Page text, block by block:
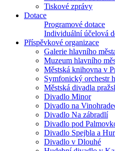
Tiskové zprávy
Dotace
Programové dotace
Individuální účelová
Příspěvkové organizace
Galerie hlavního
Muzeum hlavního
Městská knihovna v
Symfonický orchestr
Městská divadla
Divadlo Minor
Divadlo na
Divadlo Na zábradlí
Divadlo pod
Divadlo Spejbla a
Divadlo v Dlouhé